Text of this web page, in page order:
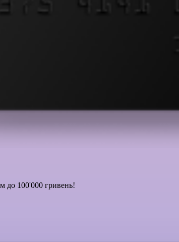
до 100'000 гривень!